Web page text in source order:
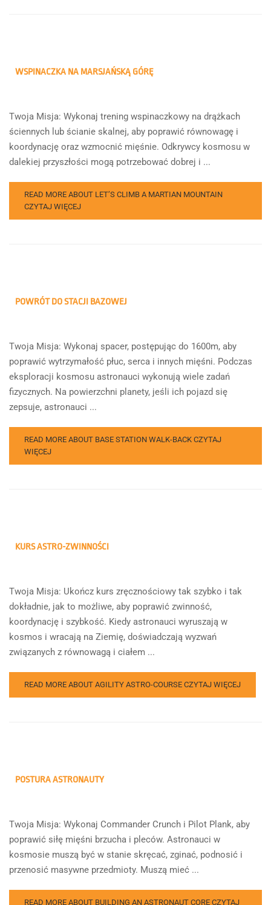
WSPINACZKA NA MARSJAŃSKĄ GÓRĘ
Twoja Misja: Wykonaj trening wspinaczkowy na drążkach
ściennych lub ścianie skalnej, aby poprawić równowagę i
koordynację oraz wzmocnić mięśnie. Odkrywcy kosmosu w
dalekiej przyszłości mogą potrzebować dobrej i ...
READ MORE ABOUT LET’S CLIMB A MARTIAN MOUNTAIN
CZYTAJ WIĘCEJ
POWRÓT DO STACJI BAZOWEJ
Twoja Misja: Wykonaj spacer, postępując do 1600m, aby
poprawić wytrzymałość płuc, serca i innych mięśni. Podczas
eksploracji kosmosu astronauci wykonują wiele zadań
fizycznych. Na powierzchni planety, jeśli ich pojazd się
zepsuje, astronauci ...
READ MORE ABOUT BASE STATION WALK-BACK CZYTAJ
WIĘCEJ
KURS ASTRO-ZWINNOŚCI
Twoja Misja: Ukończ kurs zręcznościowy tak szybko i tak
dokładnie, jak to możliwe, aby poprawić zwinność,
koordynację i szybkość. Kiedy astronauci wyruszają w
kosmos i wracają na Ziemię, doświadczają wyzwań
związanych z równowagą i ciałem ...
READ MORE ABOUT AGILITY ASTRO-COURSE CZYTAJ WIĘCEJ
POSTURA ASTRONAUTY
Twoja Misja: Wykonaj Commander Crunch i Pilot Plank, aby
poprawić siłę mięśni brzucha i pleców. Astronauci w
kosmosie muszą być w stanie skręcać, zginać, podnosić i
przenosić masywne przedmioty. Muszą mieć ...
READ MORE ABOUT BUILDING AN ASTRONAUT CORE CZYTAJ